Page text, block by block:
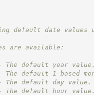
default date values
are available:
The default year
The default 1-based
The default day
The default hour